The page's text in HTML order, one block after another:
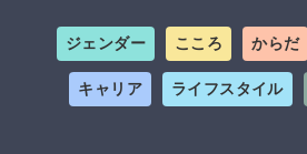
ジェンダー こころ からだ
キャリア ライフスタイル